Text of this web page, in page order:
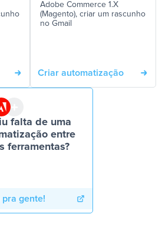
Adobe Commerce 1.X
(Magento), criar um rascunho
no Gmail
Criar automatização
falta de uma
entre
ferramentas?
pra gente!